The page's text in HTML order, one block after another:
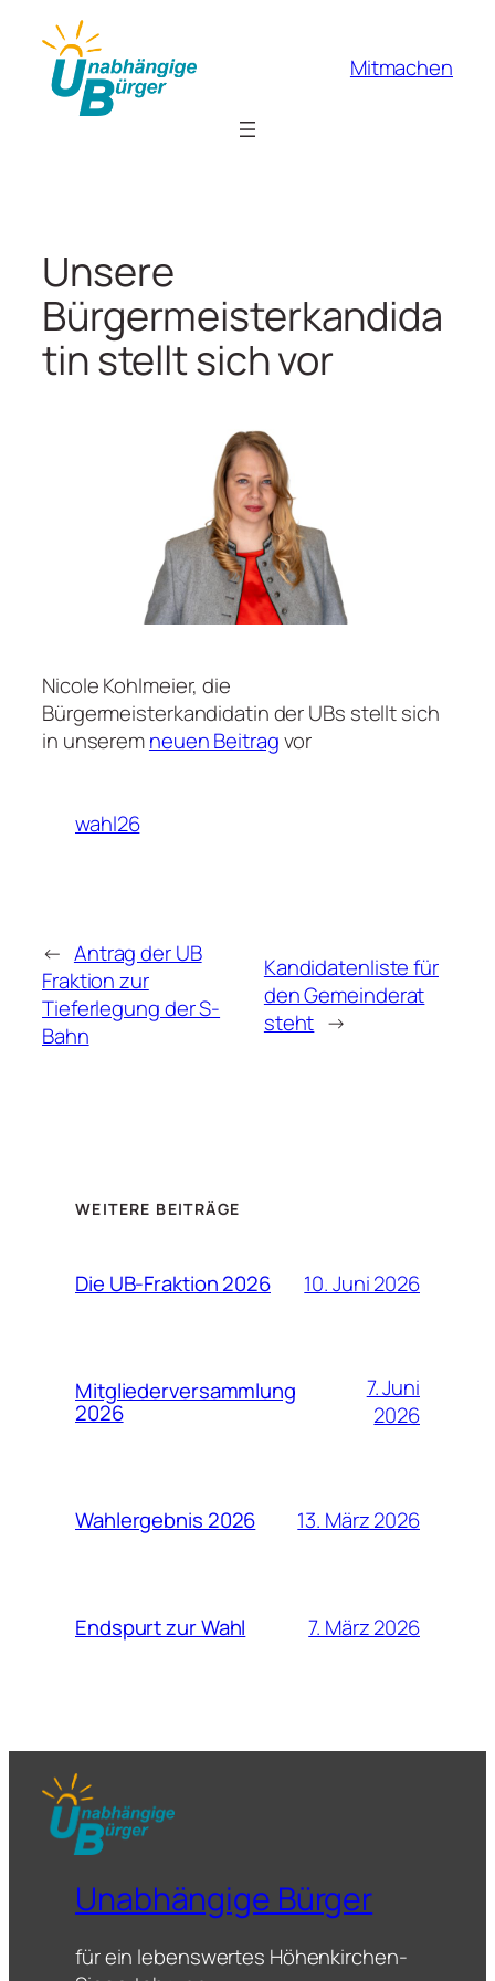
Inhalt
springen
Mitmachen
Unsere
Bürgermeisterkandida
tin stellt sich vor
Nicole Kohlmeier, die
Bürgermeisterkandidatin der UBs stellt sich
in unseremneuen Beitragvor
wahl26
← Antrag der UB
Fraktion zur
Tieferlegung der S-
Bahn
Kandidatenliste für
den Gemeinderat
steht →
WEITERE BEITRÄGE
Die UB‑Fraktion 2026 10. Juni 2026
Mitgliederversammlung
2026
7. Juni
2026
Wahlergebnis 2026 13. März 2026
Endspurt zur Wahl 7. März 2026
Unabhängige Bürger
für ein lebenswertes Höhenkirchen-